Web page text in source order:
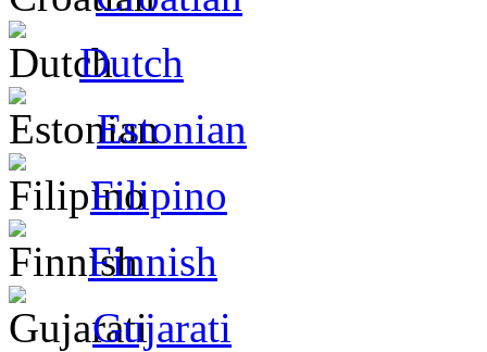
Dutch
Estonian
Filipino
Finnish
Gujarati